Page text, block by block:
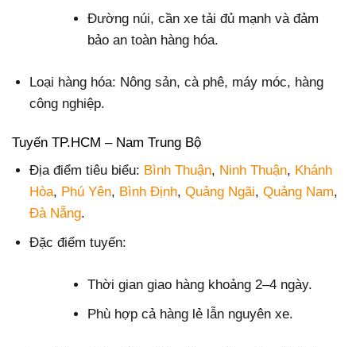
Đường núi, cần xe tải đủ mạnh và đảm
bảo an toàn hàng hóa.
Loại hàng hóa: Nông sản, cà phê, máy móc, hàng
công nghiệp.
Tuyến TP.HCM – Nam Trung Bộ
Địa điểm tiêu biểu: Bình Thuận, Ninh Thuận, Khánh
Hòa, Phú Yên, Bình Định,Quảng Ngãi,Quảng Nam,
Đà Nẵng.
Đặc điểm tuyến:
Thời gian giao hàng khoảng 2–4 ngày.
Phù hợp cả hàng lẻ lẫn nguyên xe.